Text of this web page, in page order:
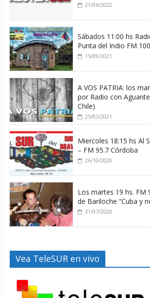
21/06/2022
Sábados 11:00 hs
Punta del Indio FM
15/09/2021
A VOS PATRIA: los
por Radio con
Chile)
25/03/2021
Miercoles 18:15 hs Al
– FM 95.7 Córdoba
26/10/2020
Los martes 19 hs. FM
de Bariloche “Cuba y
31/07/2020
Vea TeleSUR en vivo